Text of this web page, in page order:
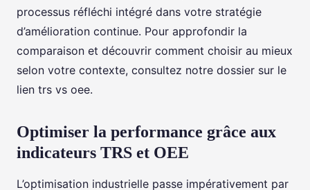
processus réfléchi intégré dans votre stratégie
d’amélioration continue. Pour approfondir la
comparaison et découvrir comment choisir au mieux
selon votre contexte, consultez notre dossier sur le
lien trs vs oee.
Optimiser la performance grâce aux
indicateurs TRS et OEE
L’optimisation industrielle passe impérativement par